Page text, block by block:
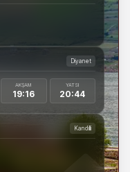
Diyanet
AKŞAM
19:16
YATSI
20:44
Kandilli